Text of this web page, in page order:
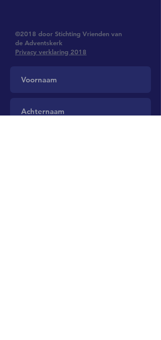
©2018 door Stichting Vrienden van
de Adventskerk
Privacy verklaring 2018